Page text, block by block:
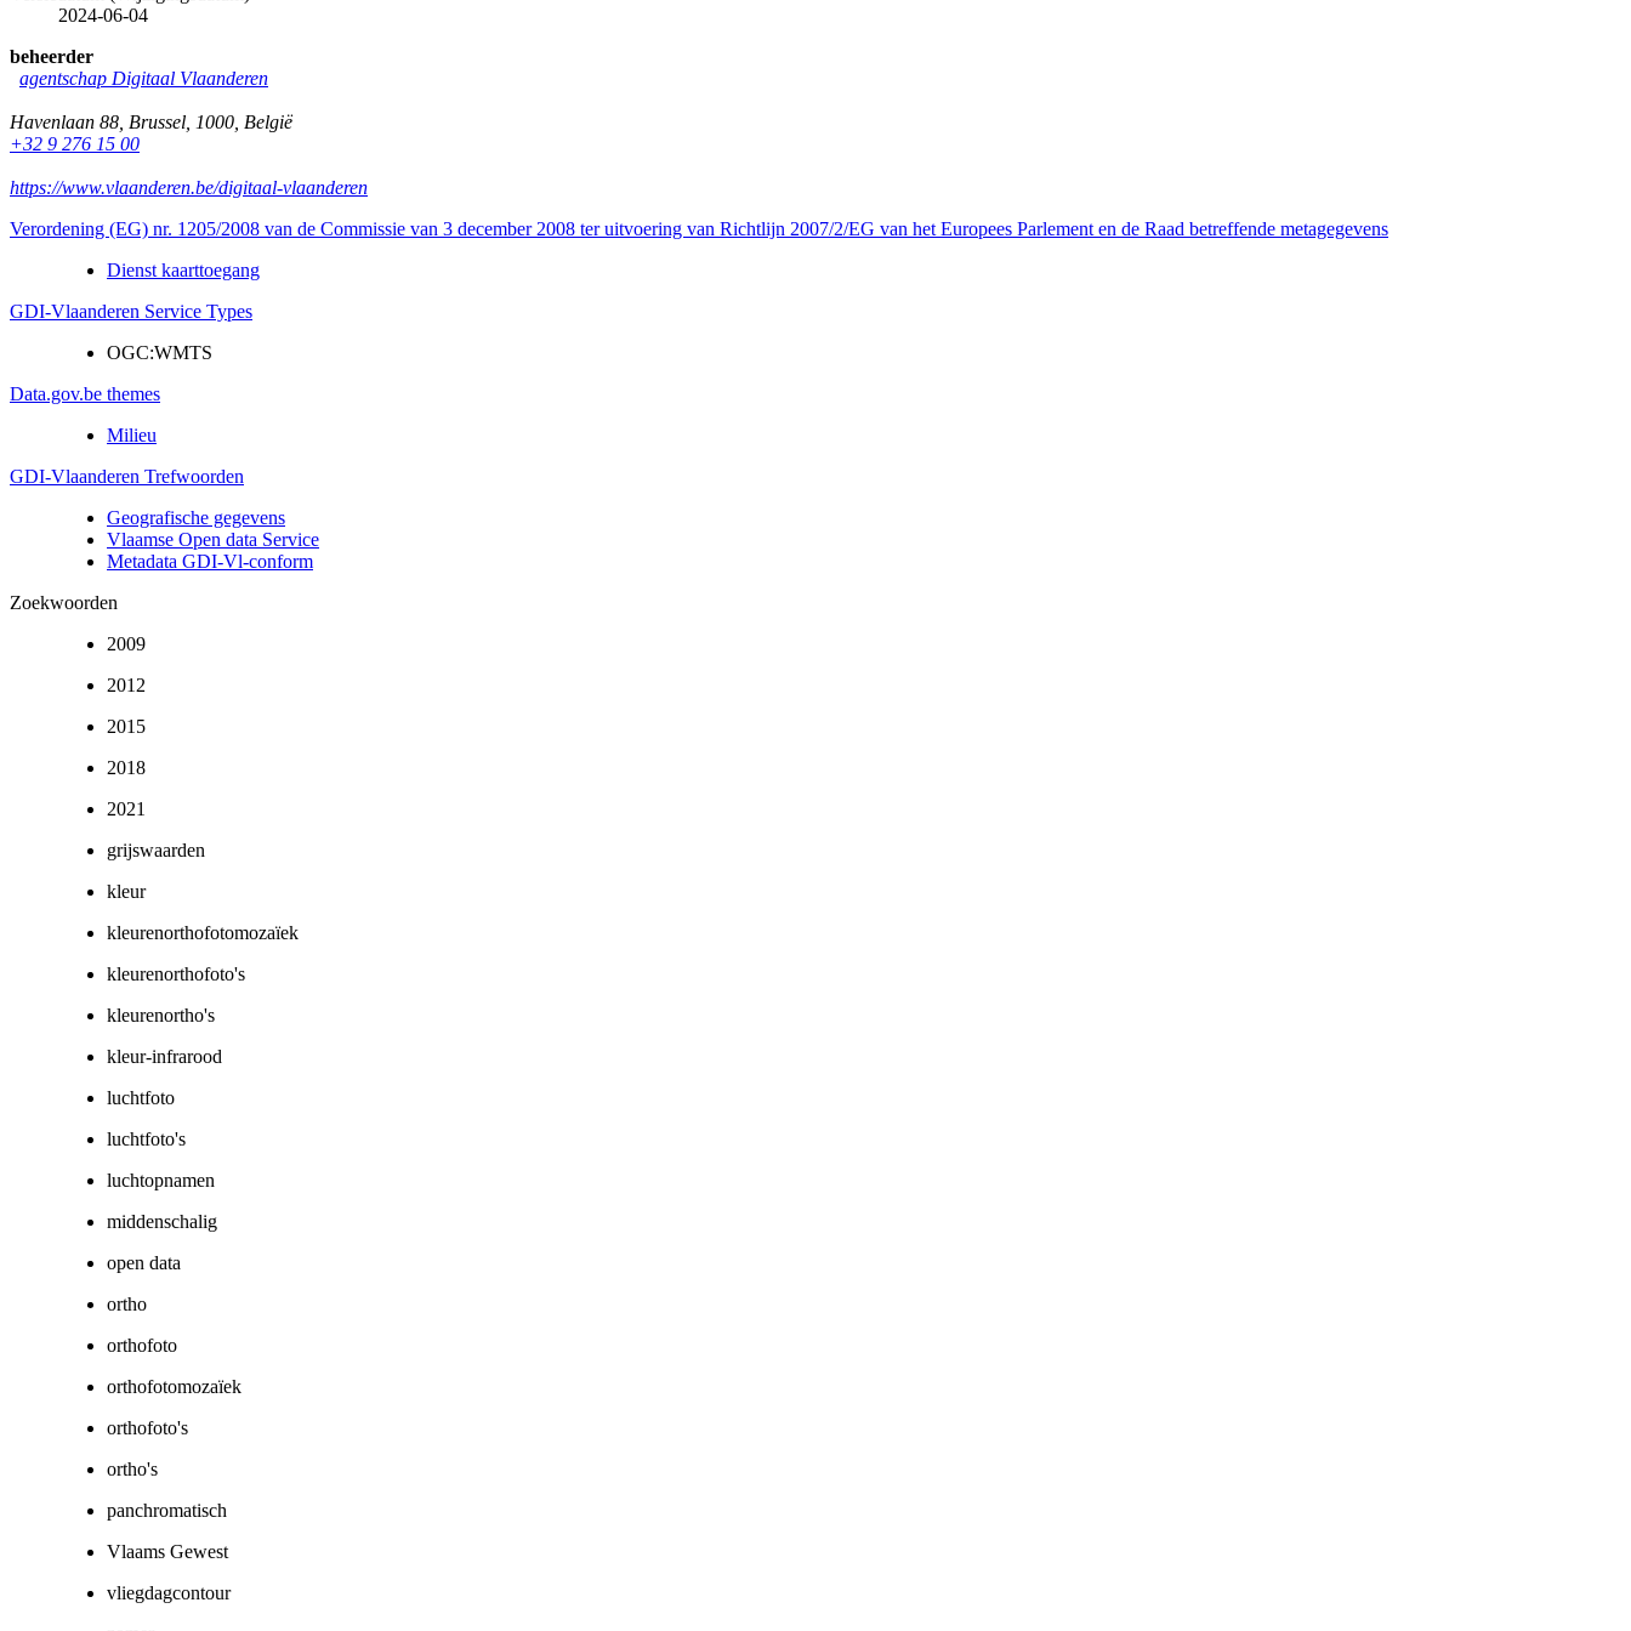
2024-06-04
beheerder
agentschap Digitaal Vlaanderen
Havenlaan 88 Brussel 1000 België
+32 9 276 15 00
https://www.vlaanderen.be/digitaal-vlaanderen
Verordening (EG) nr. 1205/2008 van de Commissie van 3 december 2008 ter uitvoering van Richtlijn 2007/2/EG van het Europees Parlement en de Raad betreffende metagegevens
Dienst kaarttoegang
GDI-Vlaanderen Service Types
OGC:WMTS
Data.gov.be themes
Milieu
GDI-Vlaanderen Trefwoorden
Geografische gegevens
Vlaamse Open data Service
Metadata GDI-Vl-conform
Zoekwoorden
2009
2012
2015
2018
2021
grijswaarden
kleur
kleurenorthofotomozaïek
kleurenorthofoto's
kleurenortho's
kleur-infrarood
luchtfoto
luchtfoto's
luchtopnamen
middenschalig
open data
ortho
orthofoto
orthofotomozaïek
orthofoto's
ortho's
panchromatisch
Vlaams Gewest
vliegdagcontour